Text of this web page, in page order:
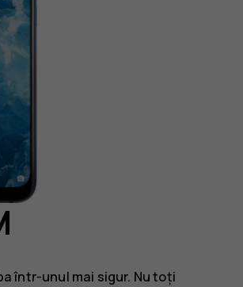
într-unul mai sigur. Nu toți